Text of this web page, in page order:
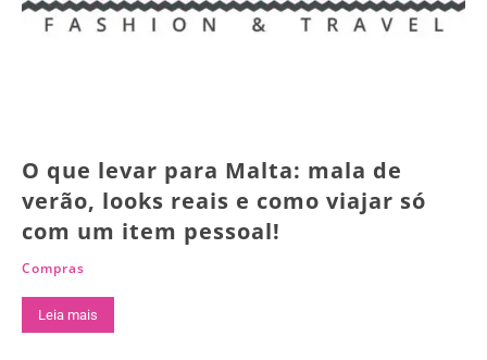
O que levar para Malta: mala de
verão, looks reais e como viajar só
com um item pessoal!
Compras
Leia mais